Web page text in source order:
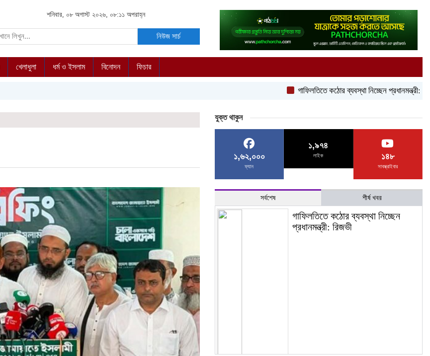
শনিবার, ০৮ অগাস্ট ২০২৬, ০৮:১১ অপরাহ্ন
নিউজ সার্চ
খেলাধুলা ধর্ম ও ইসলাম বিনোদন ফিচার
গাফিলতিতে কঠোর ব্যবস্থা নিচ্ছেন প্রধানমন্ত্রী: রিজভী
যুক্ত থাকুন
১,৬২,০০০
ফ্যান
১,৯৭৪
লাইক ১৪৮
সাবস্ক্রাইবার
সর্বশেষ শীর্ষ খবর
গাফিলতিতে কঠোর ব্যবস্থা নিচ্ছেন
প্রধানমন্ত্রী: রিজভী